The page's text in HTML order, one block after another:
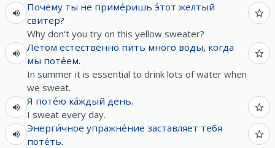
Почему ты не приме́ришь э́тот желтый
свитер?
Why don't you try on this yellow sweater?
Летом естественно пить много воды, когда
мы поте́ем.
In summer it is essential to drink lots of water when
we sweat.
Я поте́ю ка́ждый день.
I sweat every day.
Энерги́чное упражне́ние заставляет тебя
поте́ть.